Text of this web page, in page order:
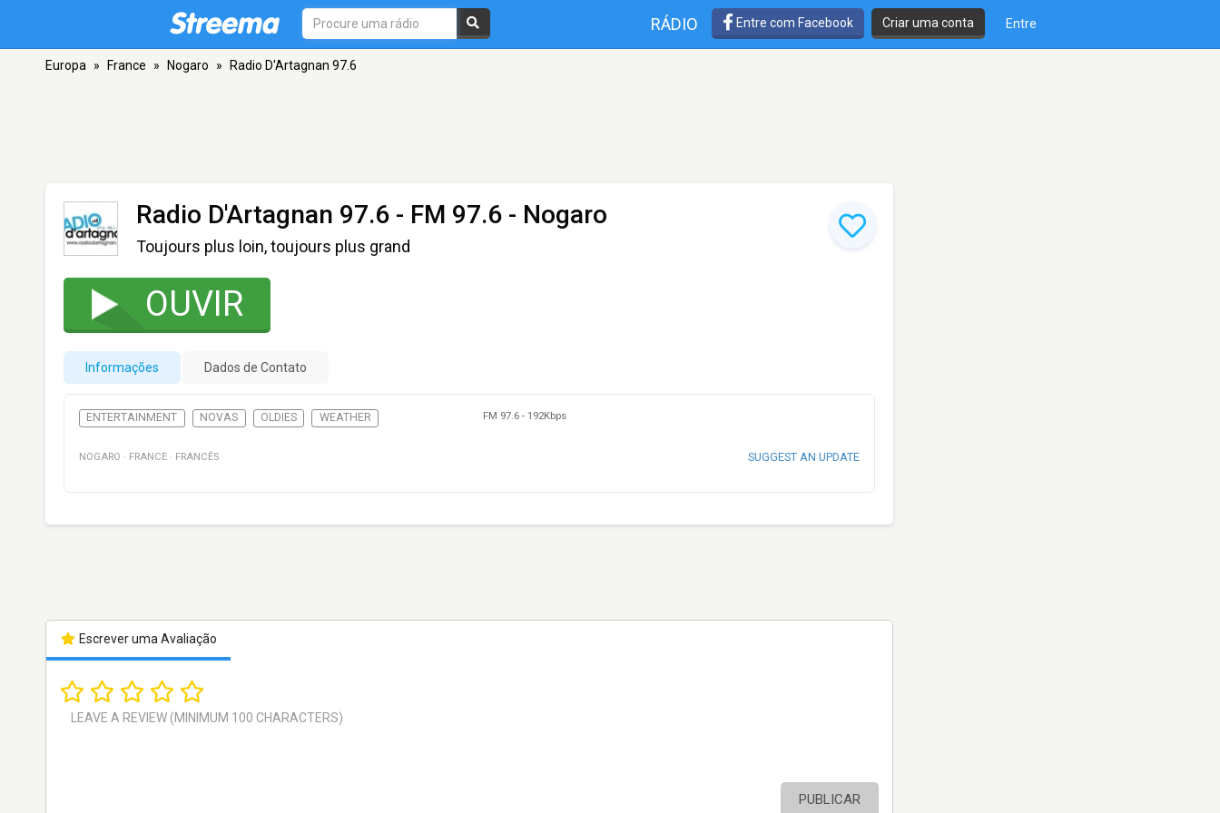
RÁDIO Entre com Facebook Criar uma conta Entre
Europa » France » Nogaro » Radio D'Artagnan 97.6
Radio D'Artagnan 97.6 - FM 97.6 - Nogaro
Toujours plus loin, toujours plus grand
OUVIR
Informações Dados de Contato
ENTERTAINMENT NOVAS OLDIES WEATHER FM 97.6 - 192Kbps
NOGARO · FRANCE · FRANCÊS SUGGEST AN UPDATE
Escrever uma Avaliação
PUBLICAR